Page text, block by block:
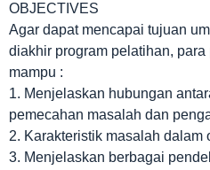
OBJECTIVES
Agar dapat mencapai tujuan
diakhir program pelatihan,
mampu :
1. Menjelaskan hubungan
pemecahan masalah dan
2. Karakteristik masalah dalam
3. Menjelaskan berbagai